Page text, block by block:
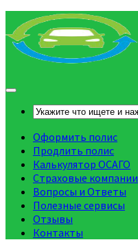
Оформить полис
Продлить полис
Калькулятор ОСАГО
Страховые компании
Вопросы и Ответы
Полезные сервисы
Отзывы
Контакты